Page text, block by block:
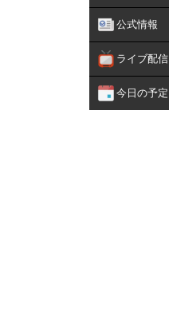
公式情報
ライブ配信
今日の予定